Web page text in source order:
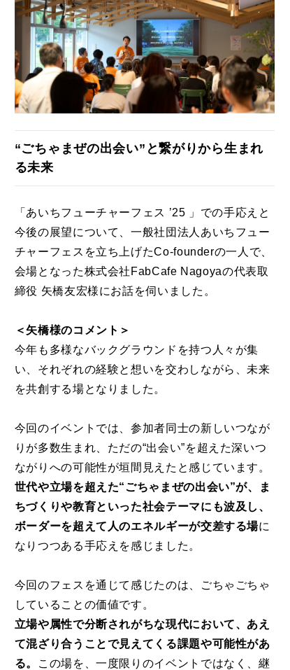
“ごちゃまぜの出会い”と繋がりから生まれ
る未来
「あいちフューチャーフェス ’25 」での手応えと
今後の展望について、一般社団法人あいちフュー
チャーフェスを立ち上げたCo-founderの一人で、
会場となった株式会社FabCafe Nagoyaの代表取
締役 矢橋友宏様にお話を伺いました。
＜矢橋様のコメント＞
今年も多様なバックグラウンドを持つ人々が集
い、それぞれの経験と想いを交わしながら、未来
を共創する場となりました。
今回のイベントでは、参加者同士の新しいつなが
りが多数生まれ、ただの“出会い”を超えた深いつ
ながりへの可能性が垣間見えたと感じています。
世代や立場を超えた“ごちゃまぜの出会い”が、ま
ちづくりや教育といった社会テーマにも波及し、
ボーダーを超えて人のエネルギーが交差する場に
なりつつある手応えを感じました。
今回のフェスを通じて感じたのは、ごちゃごちゃ
していることの価値です。
立場や属性で分断されがちな現代において、あえ
て混ざり合うことで見えてくる課題や可能性があ
る。
この場を、一度限りのイベントではなく、継